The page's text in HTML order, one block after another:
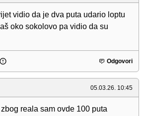
vidio da je dva puta udario loptu
oko sokolovo pa vidio da su
Odgovori
05.03.26. 10:45
reala sam ovde 100 puta